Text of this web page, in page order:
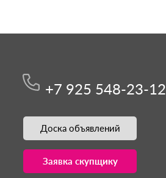
+7 925 548-23-12
Доска объявлений
Заявка скупщику